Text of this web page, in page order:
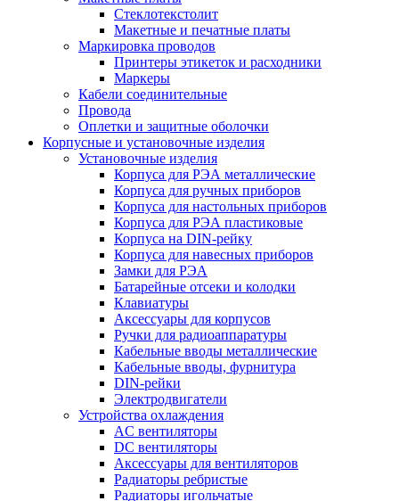
Стеклотекстолит
Макетные и печатные платы
Маркировка проводов
Принтеры этикеток и расходники
Маркеры
Кабели соединительные
Провода
Оплетки и защитные оболочки
Корпусные и установочные изделия
Установочные изделия
Корпуса для РЭА металлические
Корпуса для ручных приборов
Корпуса для настольных приборов
Корпуса для РЭА пластиковые
Корпуса на DIN-рейку
Корпуса для навесных приборов
Замки для РЭА
Батарейные отсеки и колодки
Клавиатуры
Аксессуары для корпусов
Ручки для радиоаппаратуры
Кабельные вводы металлические
Кабельные вводы, фурнитура
DIN-рейки
Электродвигатели
Устройства охлаждения
AC вентиляторы
DC вентиляторы
Аксессуары для вентиляторов
Радиаторы ребристые
Радиаторы игольчатые